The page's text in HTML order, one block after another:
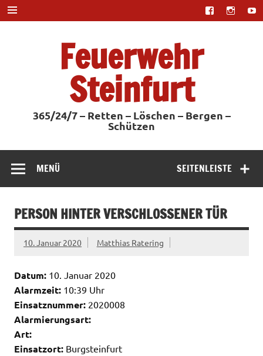
Zum
Inhalt
springen
Feuerwehr
Steinfurt
365/24/7 – Retten – Löschen – Bergen –
Schützen
SEITENLEISTE
MENÜ
PERSON HINTER VERSCHLOSSENER TÜR
10. Januar 2020 Matthias Ratering
Datum: 10. Januar 2020
Alarmzeit: 10:39 Uhr
Einsatznummer: 2020008
Alarmierungsart:
Art:
Einsatzort: Burgsteinfurt